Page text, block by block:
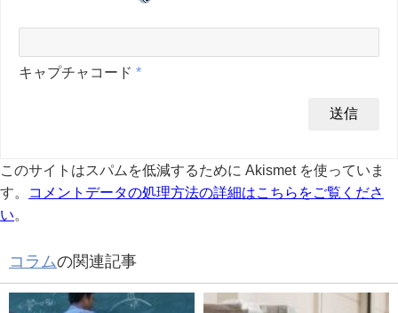
キャプチャコード *
このサイトはスパムを低減するために Akismet を使っていま
す。
コメントデータの処理方法の詳細はこちらをご覧くださ
い
コラムの関連記事